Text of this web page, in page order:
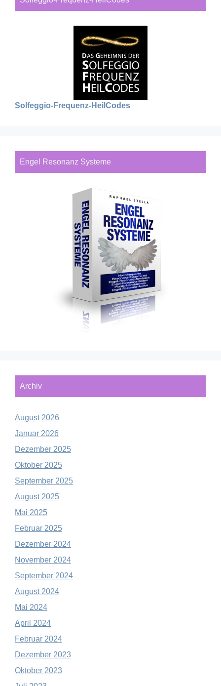
Solfeggio-Frequenz-HeilCodes
Engel Resonanz Systeme
Archiv
August 2026
Januar 2026
Dezember 2025
Oktober 2025
September 2025
August 2025
Mai 2025
Februar 2025
Dezember 2024
November 2024
September 2024
August 2024
Mai 2024
April 2024
Februar 2024
Dezember 2023
Oktober 2023